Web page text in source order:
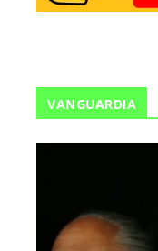
VANGUARDIA